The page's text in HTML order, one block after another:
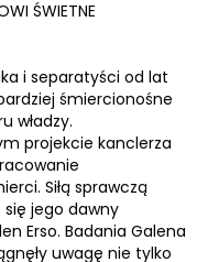
ŚWIETNE
i separatyści od lat
śmiercionośne
władzy.
projekcie kanclerza
Siłą sprawczą
jego dawny
Erso. Badania Galena
uwagę nie tylko